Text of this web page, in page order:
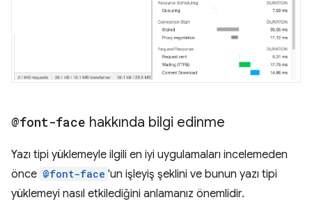
@font-face hakkında bilgi edinme
Yazı tipi yüklemeyle ilgili en iyi uygulamaları incelemeden
önce @font-face 'un işleyiş şeklini ve bunun yazı tipi
yüklemeyi nasıl etkilediğini anlamanız önemlidir.